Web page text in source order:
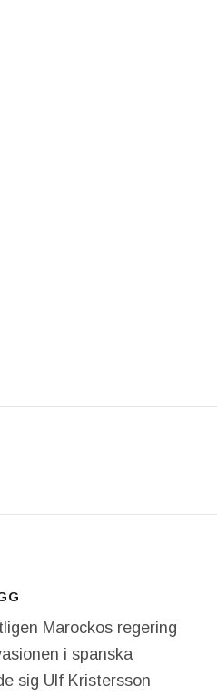
Marockos regering
i spanska
sig Ulf Kristersson